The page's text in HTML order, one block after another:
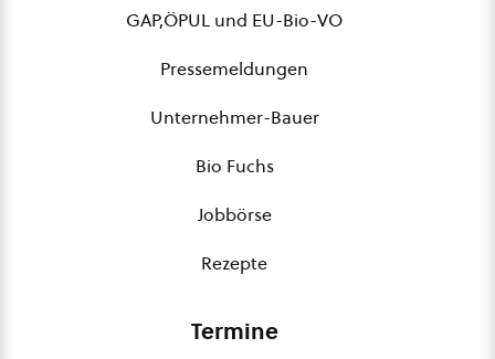
GAP,ÖPUL und EU-Bio-VO
Pressemeldungen
Unternehmer-Bauer
Bio Fuchs
Jobbörse
Rezepte
Termine